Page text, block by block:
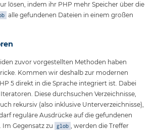
lösen, indem ihr PHP mehr Speicher über die
alle gefundenen Dateien in einem großen
zuvor vorgestellten Methoden haben
Kommen wir deshalb zur modernen
5 direkt in die Sprache integriert ist. Dabei
Diese durchsuchen Verzeichnisse,
rekursiv (also inklusive Unterverzeichnisse),
reguläre Ausdrücke auf die gefundenen
Gegensatz zu
glob , werden die Treffer